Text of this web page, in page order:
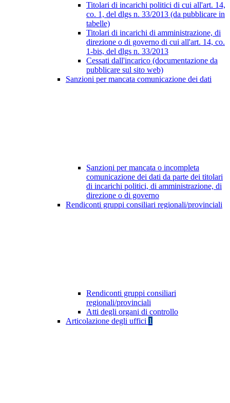
Titolari di incarichi politici di cui all'art. 14,
co. 1, del dlgs n. 33/2013 (da pubblicare in
tabelle)
Titolari di incarichi di amministrazione, di
direzione o di governo di cui all'art. 14, co.
1-bis, del dlgs n. 33/2013
Cessati dall'incarico (documentazione da
pubblicare sul sito web)
Sanzioni per mancata comunicazione dei dati
Sanzioni per mancata o incompleta
comunicazione dei dati da parte dei titolari
di incarichi politici, di amministrazione, di
direzione o di governo
Rendiconti gruppi consiliari regionali/provinciali
Rendiconti gruppi consiliari
regionali/provinciali
Atti degli organi di controllo
Articolazione degli uffici 1